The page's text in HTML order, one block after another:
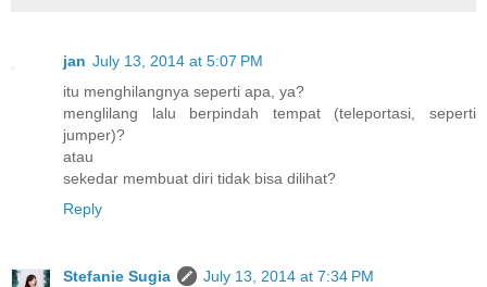
jan July 13, 2014 at 5:07 PM
itu menghilangnya seperti apa, ya?
menglilang lalu berpindah tempat (teleportasi, seperti
jumper)?
atau
sekedar membuat diri tidak bisa dilihat?
Reply
Stefanie Sugia
July 13, 2014 at 7:34 PM